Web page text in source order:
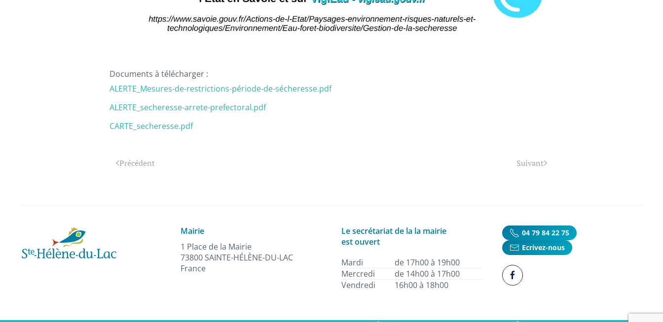
Documents à télécharger :
ALERTE_Mesures-de-restrictions-période-de-sécheresse.pdf
ALERTE_secheresse-arrete-prefectoral.pdf
CARTE_secheresse.pdf
Précédent Suivant
Mairie
1 Place de la Mairie
73800 SAINTE-HÉLÈNE-DU-LAC
France
Le secrétariat de la la mairie
est ouvert
Mardi
de 17h00 à 19h00
Mercredi
de 14h00 à 17h00
Vendredi
16h00 à 18h00
04 79 84 22 75
Ecrivez-nous